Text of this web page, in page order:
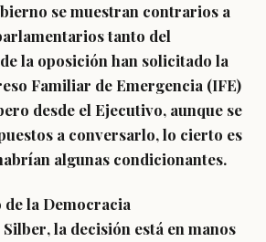
se muestran contrarios a
tanto del
la oposición han solicitado la
Familiar de Emergencia (IFE)
desde el Ejecutivo, aunque se
a conversarlo, lo cierto es
algunas condicionantes.
de la Democracia
, la decisión está en manos